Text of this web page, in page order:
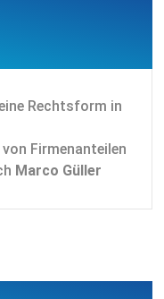
Rechtsform in
Firmenanteilen
Marco Güller